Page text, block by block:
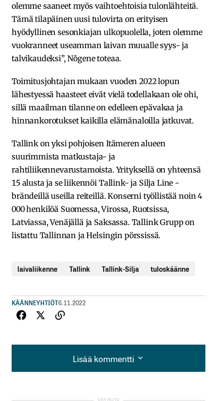
olemme saaneet myös vaihtoehtoisia tulonlähteitä.
Tämä tilapäinen uusi tulovirta on erityisen
hyödyllinen sesonkiajan ulkopuolella, joten olemme
vuokranneet useamman laivan muualle syys- ja
talvikaudeksi”, Nõgene toteaa.
Toimitusjohtajan mukaan vuoden 2022 lopun
lähestyessä haasteet eivät vielä todellakaan ole ohi,
sillä maailman tilanne on edelleen epävakaa ja
hinnankorotukset kaikilla elämänaloilla jatkuvat.
Tallink on yksi pohjoisen Itämeren alueen
suurimmista matkustaja- ja
rahtiliikennevarustamoista. Yrityksellä on yhteensä
15 alusta ja se liikennöi Tallink- ja Silja Line -
brändeillä useilla reiteillä. Konserni työllistää noin 4
000 henkilöä Suomessa, Virossa, Ruotsissa,
Latviassa, Venäjällä ja Saksassa. Tallink Grupp on
listattu Tallinnan ja Helsingin pörssissä.
laivaliikenne Tallink Tallink-Silja tuloskäänne
KÄÄNNEYHTIÖT6.11.2022
Lisää kommentti
Lisää kommentti